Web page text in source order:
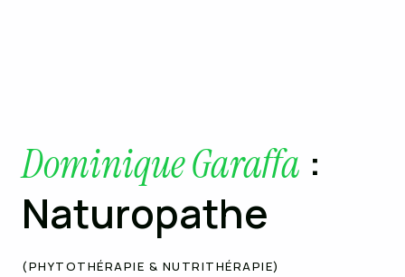
Dominique Garaffa :
Naturopathe
(PHYTOTHÉRAPIE & NUTRITHÉRAPIE)